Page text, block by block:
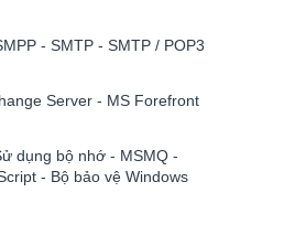
- SMTP - SMTP / POP3
Server - MS Forefront
dụng bộ nhớ - MSMQ -
- Bộ bảo vệ Windows